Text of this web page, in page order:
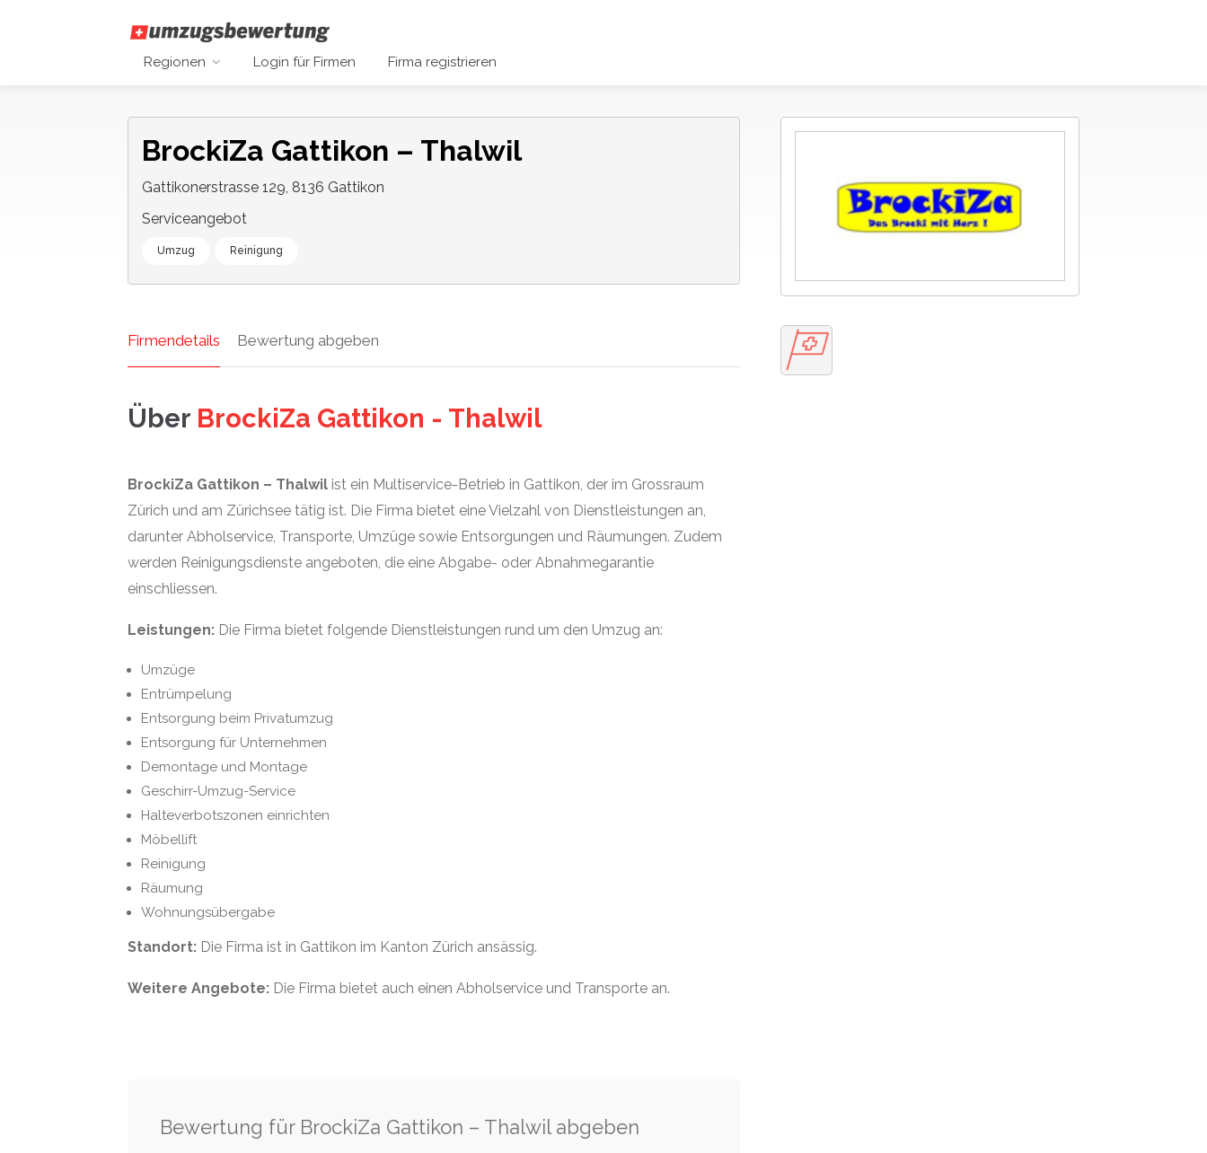
Regionen Login für Firmen Firma registrieren
BrockiZa Gattikon – Thalwil
Gattikonerstrasse 129, 8136 Gattikon
Serviceangebot
Umzug Reinigung
Firmendetails Bewertung abgeben
Über BrockiZa Gattikon - Thalwil
BrockiZa Gattikon – Thalwil ist ein Multiservice-Betrieb in Gattikon, der im Grossraum
Zürich und am Zürichsee tätig ist. Die Firma bietet eine Vielzahl von Dienstleistungen an,
darunter Abholservice, Transporte, Umzüge sowie Entsorgungen und Räumungen. Zudem
werden Reinigungsdienste angeboten, die eine Abgabe- oder Abnahmegarantie
einschliessen.
Leistungen: Die Firma bietet folgende Dienstleistungen rund um den Umzug an:
Umzüge
Entrümpelung
Entsorgung beim Privatumzug
Entsorgung für Unternehmen
Demontage und Montage
Geschirr-Umzug-Service
Halteverbotszonen einrichten
Möbellift
Reinigung
Räumung
Wohnungsübergabe
Standort: Die Firma ist in Gattikon im Kanton Zürich ansässig.
Weitere Angebote: Die Firma bietet auch einen Abholservice und Transporte an.
Bewertung für BrockiZa Gattikon – Thalwil abgeben